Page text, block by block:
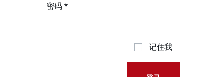
密码*
记住我